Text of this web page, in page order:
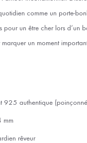
comme un porte-
un être cher lors d’un
un moment
925 authentique
mm
rêveur